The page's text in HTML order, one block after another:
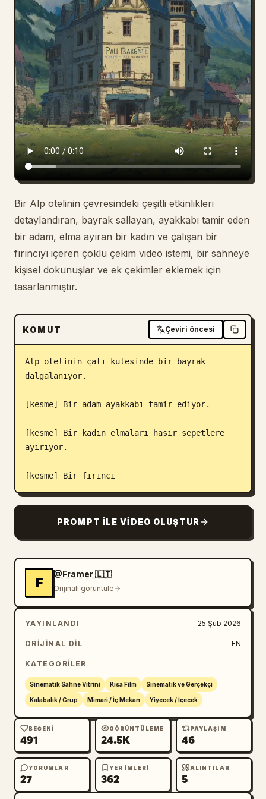
Blog
Güncellemeler
Bir Alp otelinin çevresindeki çeşitli etkinlikleri
detaylandıran, bayrak sallayan, ayakkabı tamir eden
bir adam, elma ayıran bir kadın ve çalışan bir
fırıncıyı içeren çoklu çekim video istemi, bir sahneye
kişisel dokunuşlar ve ek çekimler eklemek için
tasarlanmıştır.
KOMUT Çeviri öncesi
Alp otelinin çatı kulesinde bir bayrak
dalgalanıyor.
[kesme] Bir adam ayakkabı tamir ediyor.
[kesme] Bir kadın elmaları hasır sepetlere
ayırıyor.
[kesme] Bir fırıncı
PROMPT ILE VIDEO OLUŞTUR
F
@Framer 🇱🇹
Orijinali görüntüle
YAYINLANDI 25 Şub 2026
ORIJINAL DIL EN
KATEGORILER
Sinematik Sahne Vitrini Kısa Film Sinematik ve Gerçekçi
Kalabalık / Grup Mimari / İç Mekan Yiyecek / İçecek
BEĞENI
491
GÖRÜNTÜLEME
24.5K
PAYLAŞIM
46
YORUMLAR
27
YER IMLERI
362
ALINTILAR
5